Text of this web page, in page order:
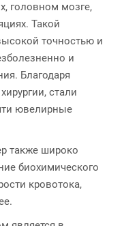
головном мозге,
Такой
точностью и
и
Благодаря
стали
ювелирные
также широко
биохимического
кровотока,